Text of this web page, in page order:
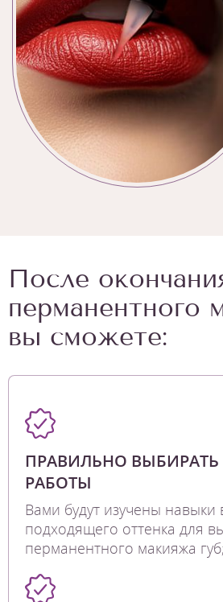
После
перманентного
вы сможете:
ПРАВИЛЬНО
РАБОТЫ
Вами будут изучены
подходящего оттенка для
перманентного макияжа губ;